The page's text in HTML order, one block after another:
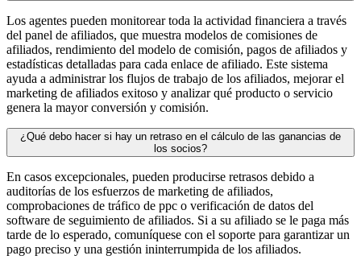
Los agentes pueden monitorear toda la actividad financiera a través
del panel de afiliados, que muestra modelos de comisiones de
afiliados, rendimiento del modelo de comisión, pagos de afiliados y
estadísticas detalladas para cada enlace de afiliado. Este sistema
ayuda a administrar los flujos de trabajo de los afiliados, mejorar el
marketing de afiliados exitoso y analizar qué producto o servicio
genera la mayor conversión y comisión.
¿Qué debo hacer si hay un retraso en el cálculo de las ganancias de
los socios?
En casos excepcionales, pueden producirse retrasos debido a
auditorías de los esfuerzos de marketing de afiliados,
comprobaciones de tráfico de ppc o verificación de datos del
software de seguimiento de afiliados. Si a su afiliado se le paga más
tarde de lo esperado, comuníquese con el soporte para garantizar un
pago preciso y una gestión ininterrumpida de los afiliados.